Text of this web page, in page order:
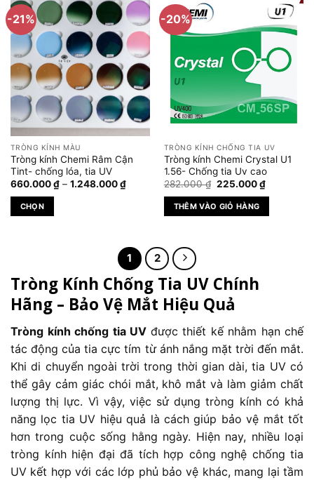
có
nhiều
biến
Các
tùy
chọn
có
thể
chọn
trên
trang
sản
-21%
TRÒNG KÍNH MÀU
Tròng kính Chemi Râm Cận
Tint- chống lóa, tia UV
660.000₫ – 1.248.000₫Khoảng
giá:
CHỌN
nhiều
biến
thể.
Các
chọn
có
thể
được
chọn
trang
sản
phẩm
-20%
TRÒNG KÍNH CHỐNG TIA UV
Tròng kính Chemi Crystal U1
1.56- Chống tia Uv cao
282.000₫ Giá
là:
282.000 ₫.
225.000₫Giá
hiện
225.000 ₫.
THÊM VÀO GIỎ HÀNG
1 2
Tròng Kính Chống Tia UV Chính
Hãng – Bảo Vệ Mắt Hiệu Quả
Tròng kính chống tia UV được thiết kế nhằm hạn chế
tác động của tia cực tím từ ánh nắng mặt trời đến mắt.
Khi di chuyển ngoài trời trong thời gian dài, tia UV có
thể gây cảm giác chói mắt, khô mắt và làm giảm chất
lượng thị lực. Vì vậy, việc sử dụng tròng kính có khả
năng lọc tia UV hiệu quả là cách giúp bảo vệ mắt tốt
hơn trong cuộc sống hằng ngày. Hiện nay, nhiều loại
tròng kính hiện đại đã tích hợp công nghệ chống tia
UV kết hợp với các lớp phủ bảo vệ khác, mang lại tầm